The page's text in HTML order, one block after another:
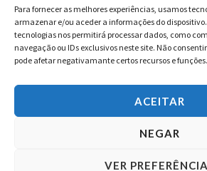
Para fornecer as melhores experiências, usamos
armazenar e/ou aceder a informações do
tecnologias nos permitirá processar dados, como
navegação ou IDs exclusivos neste site. Não
pode afetar negativamante certos recursos e funções.
ACEITAR
NEGAR
VER
Facebook YouTube
Condições Gerais de